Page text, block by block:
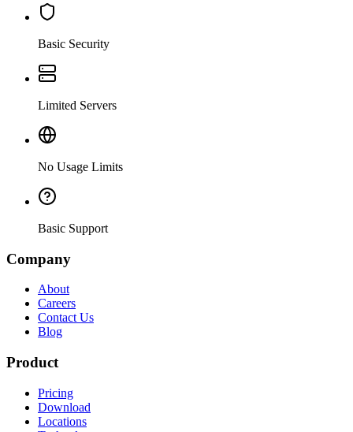
Basic Security
Limited Servers
No Usage Limits
Basic Support
Company
About
Careers
Contact Us
Blog
Product
Pricing
Download
Locations